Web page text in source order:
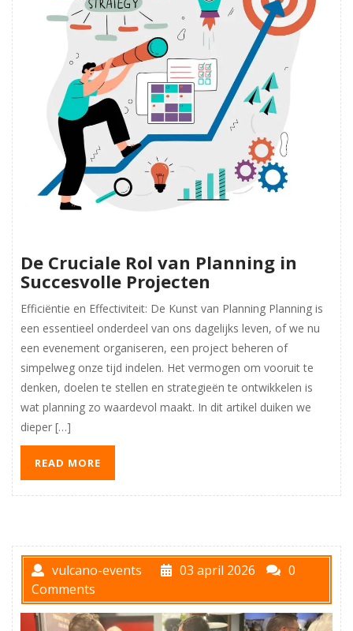
De Cruciale Rol van Planning in
Succesvolle Projecten
Efficiëntie en Effectiviteit: De Kunst van Planning Planning is
een essentieel onderdeel van ons dagelijks leven, of we nu
een evenement organiseren, een project beheren of
simpelweg onze tijd indelen. Het vermogen om vooruit te
denken, doelen te stellen en strategieën te ontwikkelen is
wat planning zo waardevol maakt. In dit artikel duiken we
dieper […]
READ MORE
vulcano-events 03 april 2026
0
Comments